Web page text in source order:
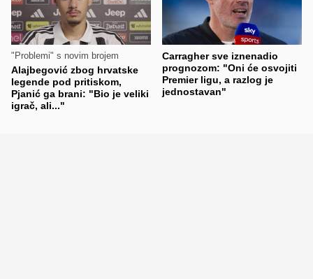
"Problemi" s novim brojem
Alajbegović zbog hrvatske
legende pod pritiskom,
Pjanić ga brani: "Bio je veliki
igrač, ali..."
Carragher sve iznenadio
prognozom: "Oni će osvojiti
Premier ligu, a razlog je
jednostavan"